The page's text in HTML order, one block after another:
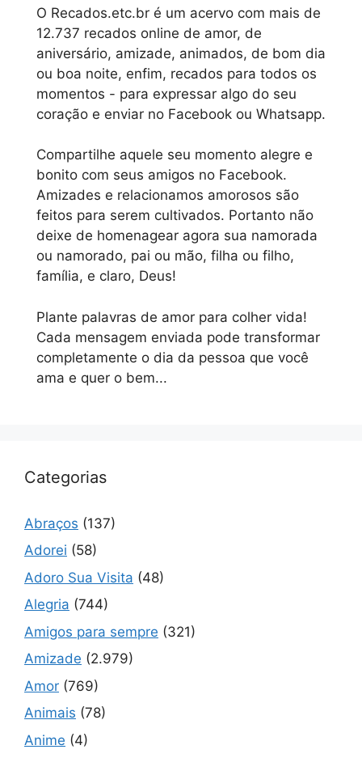
O Recados.etc.br é um acervo com mais de
12.737 recados online de amor, de
aniversário, amizade, animados, de bom dia
ou boa noite, enfim, recados para todos os
momentos - para expressar algo do seu
coração e enviar no Facebook ou Whatsapp.
Compartilhe aquele seu momento alegre e
bonito com seus amigos no Facebook.
Amizades e relacionamos amorosos são
feitos para serem cultivados. Portanto não
deixe de homenagear agora sua namorada
ou namorado, pai ou mão, filha ou filho,
família, e claro, Deus!
Plante palavras de amor para colher vida!
Cada mensagem enviada pode transformar
completamente o dia da pessoa que você
ama e quer o bem...
Categorias
Abraços (137)
Adorei (58)
Adoro Sua Visita (48)
Alegria (744)
Amigos para sempre (321)
Amizade (2.979)
Amor (769)
Animais (78)
Anime (4)